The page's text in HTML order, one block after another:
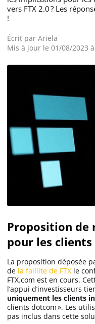
vers FTX 2.0 ? Les
!
Écrit par Ariela
Mis à jour le 01/08/2023
Proposition de
pour les
La proposition déposée
de la faillite de FTX le
FTX.com est en cours.
l’appui d’investisseurs
uniquement les clients
clients dotcom ». Les
pas inclus dans cette